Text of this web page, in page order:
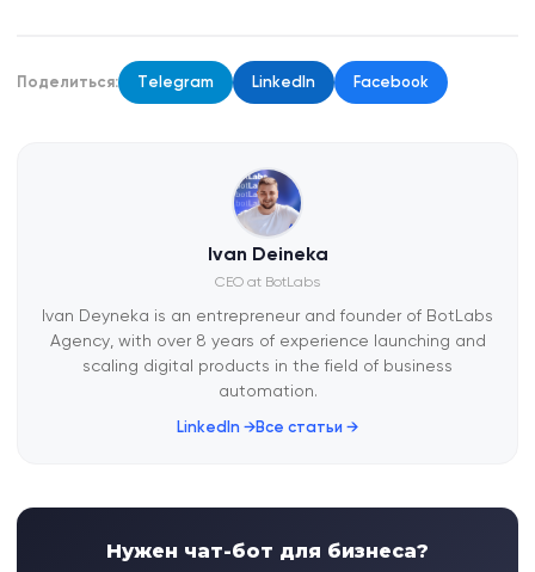
Поделиться: Telegram LinkedIn Facebook
Ivan Deineka
CEO at BotLabs
Ivan Deyneka is an entrepreneur and founder of BotLabs
Agency, with over 8 years of experience launching and
scaling digital products in the field of business
automation.
LinkedIn →Все статьи →
Нужен чат-бот для бизнеса?